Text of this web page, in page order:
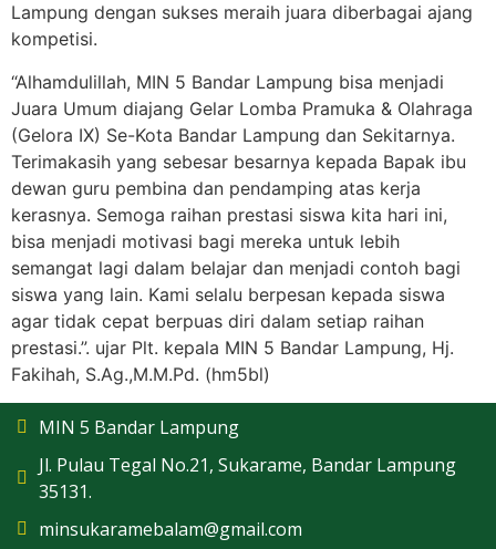
Lampung dengan sukses meraih juara diberbagai ajang
kompetisi.
“Alhamdulillah, MIN 5 Bandar Lampung bisa menjadi
Juara Umum diajang Gelar Lomba Pramuka & Olahraga
(Gelora IX) Se-Kota Bandar Lampung dan Sekitarnya.
Terimakasih yang sebesar besarnya kepada Bapak ibu
dewan guru pembina dan pendamping atas kerja
kerasnya. Semoga raihan prestasi siswa kita hari ini,
bisa menjadi motivasi bagi mereka untuk lebih
semangat lagi dalam belajar dan menjadi contoh bagi
siswa yang lain. Kami selalu berpesan kepada siswa
agar tidak cepat berpuas diri dalam setiap raihan
prestasi.”. ujar Plt. kepala MIN 5 Bandar Lampung, Hj.
Fakihah, S.Ag.,M.M.Pd. (hm5bl)
MIN 5 Bandar Lampung
Jl. Pulau Tegal No.21, Sukarame, Bandar Lampung
35131.
minsukaramebalam@gmail.com